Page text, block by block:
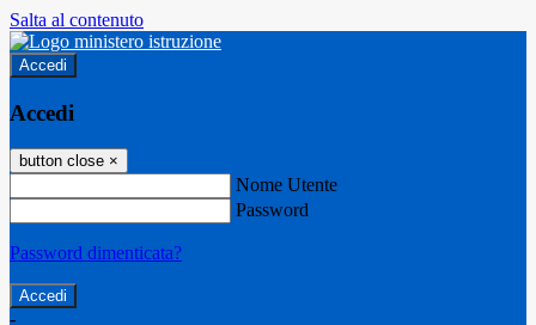
Salta al contenuto
Accedi
Accedi
button close ×
Nome Utente
Password
Password dimenticata?
-